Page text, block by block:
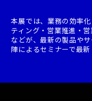
本展では、業務の効率
ティング・営業推進・
などが、最新の製品や
陣によるセミナーで最